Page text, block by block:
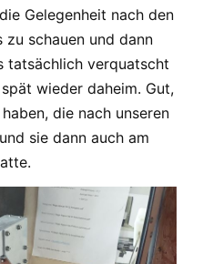
Gelegenheit nach den
schauen und dann
tatsächlich verquatscht
wieder daheim. Gut,
die nach unseren
sie dann auch am